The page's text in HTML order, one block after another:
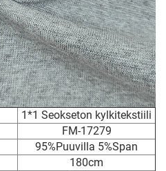
1*1 Seokseton kylkitekstiili
FM-17279
95%Puuvilla 5%Span
180cm